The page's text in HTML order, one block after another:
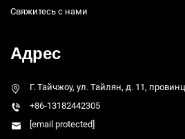
Свяжитесь с нами
Адрес
Г. Тайчжоу, ул. Тайлян, д. 11,
+86-13182442305
[email protected]